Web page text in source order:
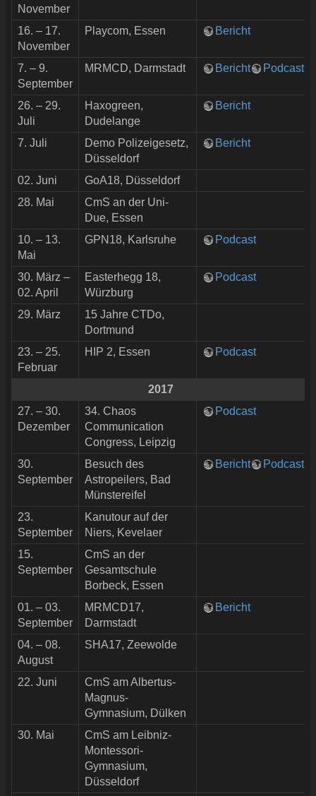
November
16. – 17.
November
Playcom, Essen Bericht
7. – 9.
September
MRMCD, Darmstadt Bericht Podcast
26. – 29.
Juli
Haxogreen,
Dudelange
Bericht
7. Juli
Demo Polizeigesetz,
Düsseldorf
Bericht
02. Juni
GoA18, Düsseldorf
28. Mai
CmS an der Uni-
Due, Essen
10. – 13.
Mai
GPN18, Karlsruhe Podcast
30. März –
02. April
Easterhegg 18,
Würzburg
Podcast
29. März
15 Jahre CTDo,
Dortmund
23. – 25.
Februar
HIP 2, Essen Podcast
2017
27. – 30.
Dezember
34. Chaos
Communication
Congress, Leipzig
Podcast
30.
September
Besuch des
Astropeilers, Bad
Münstereifel
Bericht Podcast
23.
September
Kanutour auf der
Niers, Kevelaer
15.
September
CmS an der
Gesamtschule
Borbeck, Essen
01. – 03.
September
MRMCD17,
Darmstadt
Bericht
04. – 08.
August
SHA17, Zeewolde
22. Juni
CmS am Albertus-
Magnus-
Gymnasium, Dülken
30. Mai
CmS am Leibniz-
Montessori-
Gymnasium,
Düsseldorf